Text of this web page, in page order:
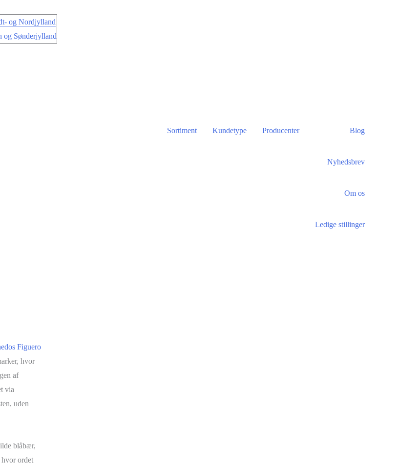
og Nordjylland
og Sønderjylland
Sortiment Kundetype Producenter Blog
Nyhedsbrev
Om os
Ledige stillinger
Figuero
hvor
af
via
uden
blåbær,
ordet